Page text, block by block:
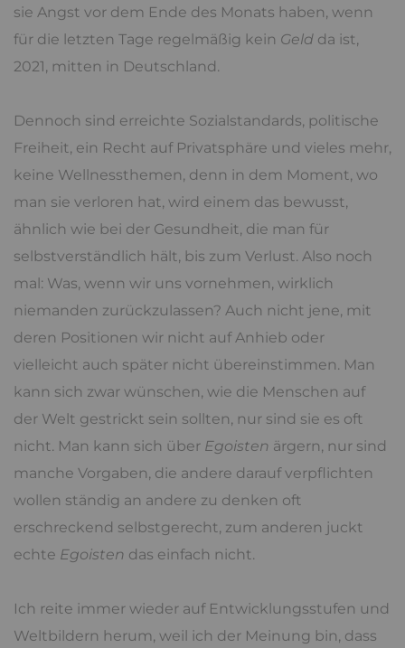
sie Angst vor dem Ende des Monats haben, wenn
für die letzten Tage regelmäßig kein Geld da ist,
2021, mitten in Deutschland.
Dennoch sind erreichte Sozialstandards, politische
Freiheit, ein Recht auf Privatsphäre und vieles mehr,
keine Wellnessthemen, denn in dem Moment, wo
man sie verloren hat, wird einem das bewusst,
ähnlich wie bei der Gesundheit, die man für
selbstverständlich hält, bis zum Verlust. Also noch
mal: Was, wenn wir uns vornehmen, wirklich
niemanden zurückzulassen? Auch nicht jene, mit
deren Positionen wir nicht auf Anhieb oder
vielleicht auch später nicht übereinstimmen. Man
kann sich zwar wünschen, wie die Menschen auf
der Welt gestrickt sein sollten, nur sind sie es oft
nicht. Man kann sich über Egoisten ärgern, nur sind
manche Vorgaben, die andere darauf verpflichten
wollen ständig an andere zu denken oft
erschreckend selbstgerecht, zum anderen juckt
echte Egoisten das einfach nicht.
Ich reite immer wieder auf Entwicklungsstufen und
Weltbildern herum, weil ich der Meinung bin, dass